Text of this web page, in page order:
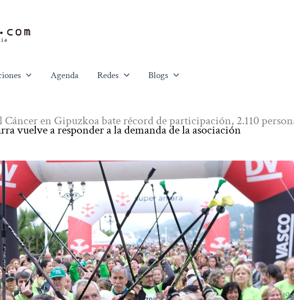
Agenda Redes Blogs
Cáncer en Gipuzkoa bate récord de participación, 2.110
vuelve a responder a la demanda de la asociación